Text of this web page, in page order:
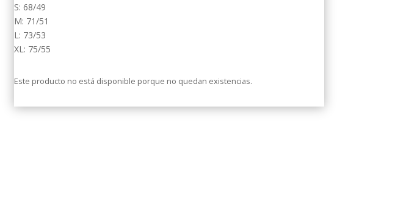
S: 68/49
M: 71/51
L: 73/53
XL: 75/55
Este producto no está disponible porque no quedan existencias.